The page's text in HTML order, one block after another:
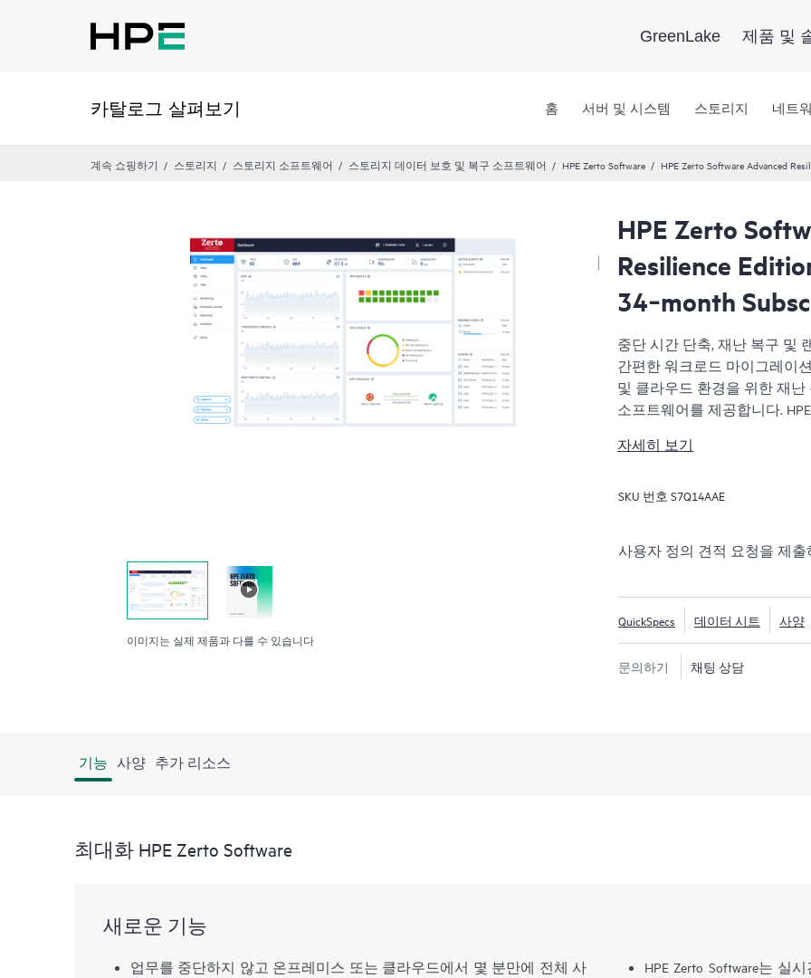
GreenLake 제품 및
카탈로그 살펴보기 홈 서버 및 시스템 스토리지 네트
계속 쇼핑하기 스토리지 스토리지 소프트웨어 스토리지 데이터 보호 및 복구 소프트웨어 HPE Zerto Software HPE Zerto Software Advanced
이미지는 실제 제품과 다를 수 있습니다
HPE Zerto
Resilience
34‑month
중단 시간 단축, 재난 복구 및
간편한 워크로드 마이그레이
및 클라우드 환경을 위한 재
소프트웨어를 제공합니다.
몇 초로 줄여 신속하게 복구
우드를 포함한 광범위한 IT
보호하고 복구할 수 있도록 합
자세히 보기
SKU 번호 S7Q14AAE
사용자 정의 견적 요청을 제출
QuickSpecs 데이터 시트 사양
문의하기 채팅 상담
기능 사양 추가 리소스
최대화 HPE Zerto Software
새로운 기능
업무를 중단하지 않고 온프레미스 또는 클라우드에서 몇 분만에 전체 사
HPE Zerto Software는 실